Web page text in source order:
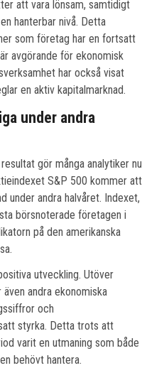
att vara lönsam, samtidigt
hanterbar nivå. Detta
som företag har en fortsatt
avgörande för ekonomisk
har också visat
en aktiv kapitalmarknad.
under andra
gör många analytiker nu
S&P 500 kommer att
under andra halvåret. Indexet,
börsnoterade företagen i
på den amerikanska
utveckling. Utöver
andra ekonomiska
och
styrka. Detta trots att
varit en utmaning som både
behövt hantera.